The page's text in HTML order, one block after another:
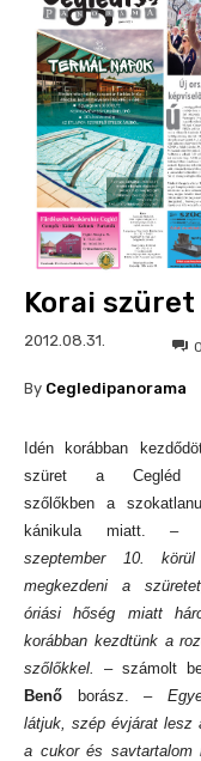
Korai szüret
2012.08.31. 0
By Cegledipanorama
Idén korábban
szüret a Cegléd
szőlőkben a
kánikula miatt.–
szeptember 10.
megkezdeni a
óriási hőség miatt
korábban kezdtünk a
szőlőkkel.
– számolt
Benő borász. –
látjuk, szép évjárat lesz
a cukor és savtartalom